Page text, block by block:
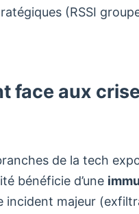
(RSSI
face aux
de la tech
bénéficie d’une
incident majeur